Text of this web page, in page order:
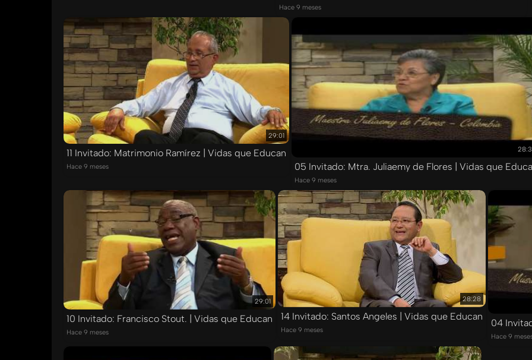
Hace 9 meses
29:01
11 Invitado: Matrimonio Ramírez | Vidas que Educan
Hace 9 meses 05 Invitado: Mtra. Juliaemy de Flores | Vidas que
Hace 9 meses
29:01
10 Invitado: Francisco Stout. | Vidas que Educan
Hace 9 meses
28:28
14 Invitado: Santos Angeles | Vidas que Educan
Hace 9 meses
04
Hace 9